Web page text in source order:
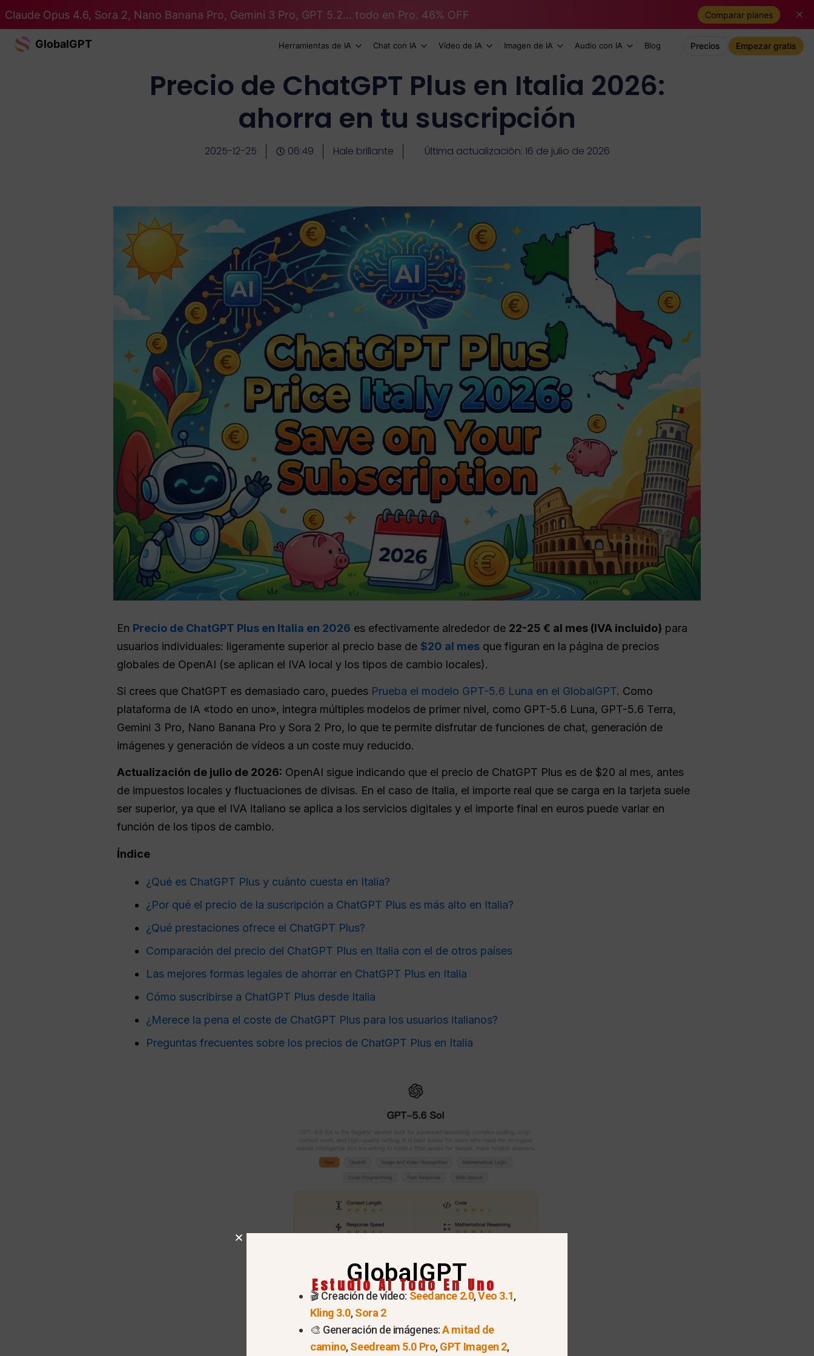
Claude Opus 4.6, Sora 2, Nano Banana Pro, Gemini 3 Pro, GPT 5.2... todo en Pro. 46% OFF Comparar planes
GlobalGPT Herramientas de IA Chat con IA Vídeo de IA Imagen de IA Audio con IA Blog Precios Empezar gratis
Precio de ChatGPT Plus en Italia 2026:
ahorra en tu suscripción
2025-12-25 06:49 Hale brillante Última actualización: 16 de julio de 2026
En Precio de ChatGPT Plus en Italia en 2026 es efectivamente alrededor de 22-25 € al mes (IVA incluido) para
usuarios individuales: ligeramente superior al precio base de $20 al mes que figuran en la página de precios
globales de OpenAI (se aplican el IVA local y los tipos de cambio locales).
Si crees que ChatGPT es demasiado caro, puedes Prueba el modelo GPT-5.6 Luna en el GlobalGPT. Como
plataforma de IA «todo en uno», integra múltiples modelos de primer nivel, como GPT-5.6 Luna, GPT-5.6 Terra,
Gemini 3 Pro, Nano Banana Pro y Sora 2 Pro, lo que te permite disfrutar de funciones de chat, generación de
imágenes y generación de vídeos a un coste muy reducido.
Actualización de julio de 2026: OpenAI sigue indicando que el precio de ChatGPT Plus es de $20 al mes, antes
de impuestos locales y fluctuaciones de divisas. En el caso de Italia, el importe real que se carga en la tarjeta suele
ser superior, ya que el IVA italiano se aplica a los servicios digitales y el importe final en euros puede variar en
función de los tipos de cambio.
Índice
¿Qué es ChatGPT Plus y cuánto cuesta en Italia?
¿Por qué el precio de la suscripción a ChatGPT Plus es más alto en Italia?
¿Qué prestaciones ofrece el ChatGPT Plus?
Comparación del precio del ChatGPT Plus en Italia con el de otros países
Las mejores formas legales de ahorrar en ChatGPT Plus en Italia
Cómo suscribirse a ChatGPT Plus desde Italia
¿Merece la pena el coste de ChatGPT Plus para los usuarios italianos?
Preguntas frecuentes sobre los precios de ChatGPT Plus en Italia
GlobalGPT
Estudio AI Todo En Uno
🎬 Creación de vídeo: Seedance 2.0,Veo 3.1,
Kling 3.0,Sora 2
🎨 Generación de imágenes:A mitad de
camino,Seedream 5.0 Pro,GPT Imagen 2,